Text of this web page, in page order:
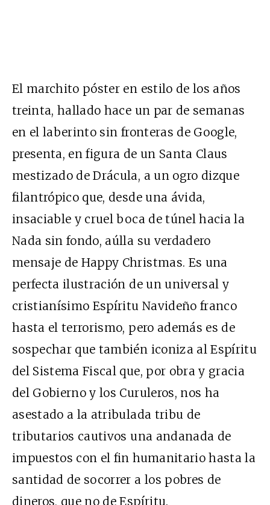
El marchito póster en estilo de los años
treinta, hallado hace un par de semanas
en el laberinto sin fronteras de Google,
presenta, en figura de un Santa Claus
mestizado de Drácula, a un ogro dizque
filantrópico que, desde una ávida,
insaciable y cruel boca de túnel hacia la
Nada sin fondo, aúlla su verdadero
mensaje de Happy Christmas. Es una
perfecta ilustración de un universal y
cristianísimo Espíritu Navideño franco
hasta el terrorismo, pero además es de
sospechar que también iconiza al Espíritu
del Sistema Fiscal que, por obra y gracia
del Gobierno y los Curuleros, nos ha
asestado a la atribulada tribu de
tributarios cautivos una andanada de
impuestos con el fin humanitario hasta la
santidad de socorrer a los pobres de
dineros, que no de Espíritu.